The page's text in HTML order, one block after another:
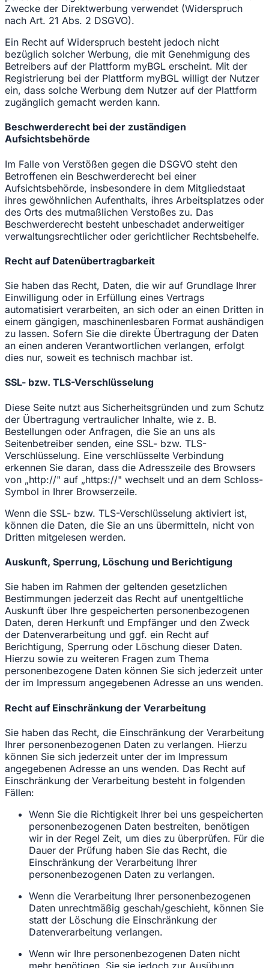
Zwecke der Direktwerbung verwendet (Widerspruch
nach Art. 21 Abs. 2 DSGVO).
Ein Recht auf Widerspruch besteht jedoch nicht
bezüglich solcher Werbung, die mit Genehmigung des
Betreibers auf der Plattform myBGL erscheint. Mit der
Registrierung bei der Plattform myBGL willigt der Nutzer
ein, dass solche Werbung dem Nutzer auf der Plattform
zugänglich gemacht werden kann.
Beschwerderecht bei der zuständigen
Aufsichtsbehörde
Im Falle von Verstößen gegen die DSGVO steht den
Betroffenen ein Beschwerderecht bei einer
Aufsichtsbehörde, insbesondere in dem Mitgliedstaat
ihres gewöhnlichen Aufenthalts, ihres Arbeitsplatzes oder
des Orts des mutmaßlichen Verstoßes zu. Das
Beschwerderecht besteht unbeschadet anderweitiger
verwaltungsrechtlicher oder gerichtlicher Rechtsbehelfe.
Recht auf Datenübertragbarkeit
Sie haben das Recht, Daten, die wir auf Grundlage Ihrer
Einwilligung oder in Erfüllung eines Vertrags
automatisiert verarbeiten, an sich oder an einen Dritten in
einem gängigen, maschinenlesbaren Format aushändigen
zu lassen. Sofern Sie die direkte Übertragung der Daten
an einen anderen Verantwortlichen verlangen, erfolgt
dies nur, soweit es technisch machbar ist.
SSL- bzw. TLS-Verschlüsselung
Diese Seite nutzt aus Sicherheitsgründen und zum Schutz
der Übertragung vertraulicher Inhalte, wie z. B.
Bestellungen oder Anfragen, die Sie an uns als
Seitenbetreiber senden, eine SSL- bzw. TLS-
Verschlüsselung. Eine verschlüsselte Verbindung
erkennen Sie daran, dass die Adresszeile des Browsers
von „http://" auf „https://" wechselt und an dem Schloss-
Symbol in Ihrer Browserzeile.
Wenn die SSL- bzw. TLS-Verschlüsselung aktiviert ist,
können die Daten, die Sie an uns übermitteln, nicht von
Dritten mitgelesen werden.
Auskunft, Sperrung, Löschung und Berichtigung
Sie haben im Rahmen der geltenden gesetzlichen
Bestimmungen jederzeit das Recht auf unentgeltliche
Auskunft über Ihre gespeicherten personenbezogenen
Daten, deren Herkunft und Empfänger und den Zweck
der Datenverarbeitung und ggf. ein Recht auf
Berichtigung, Sperrung oder Löschung dieser Daten.
Hierzu sowie zu weiteren Fragen zum Thema
personenbezogene Daten können Sie sich jederzeit unter
der im Impressum angegebenen Adresse an uns wenden.
Recht auf Einschränkung der Verarbeitung
Sie haben das Recht, die Einschränkung der Verarbeitung
Ihrer personenbezogenen Daten zu verlangen. Hierzu
können Sie sich jederzeit unter der im Impressum
angegebenen Adresse an uns wenden. Das Recht auf
Einschränkung der Verarbeitung besteht in folgenden
Fällen:
Wenn Sie die Richtigkeit Ihrer bei uns gespeicherten
personenbezogenen Daten bestreiten, benötigen
wir in der Regel Zeit, um dies zu überprüfen. Für die
Dauer der Prüfung haben Sie das Recht, die
Einschränkung der Verarbeitung Ihrer
personenbezogenen Daten zu verlangen.
Wenn die Verarbeitung Ihrer personenbezogenen
Daten unrechtmäßig geschah/geschieht, können Sie
statt der Löschung die Einschränkung der
Datenverarbeitung verlangen.
Wenn wir Ihre personenbezogenen Daten nicht
mehr benötigen, Sie sie jedoch zur Ausübung,